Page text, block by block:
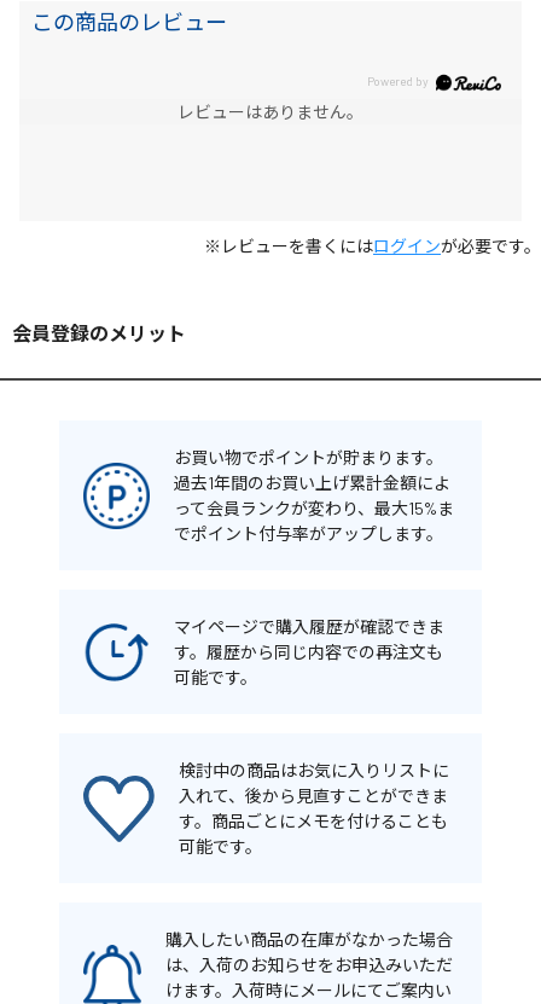
この商品のレビュー
レビューはありません。
※レビューを書くにはログインが必要です。
会員登録のメリット
お買い物でポイントが貯まります。
過去1年間のお買い上げ累計金額によ
って会員ランクが変わり、最大15%ま
でポイント付与率がアップします。
マイページで購入履歴が確認できま
す。履歴から同じ内容での再注文も
可能です。
検討中の商品はお気に入りリストに
入れて、後から見直すことができま
す。商品ごとにメモを付けることも
可能です。
購入したい商品の在庫がなかった場合
は、入荷のお知らせをお申込みいただ
けます。入荷時にメールにてご案内い